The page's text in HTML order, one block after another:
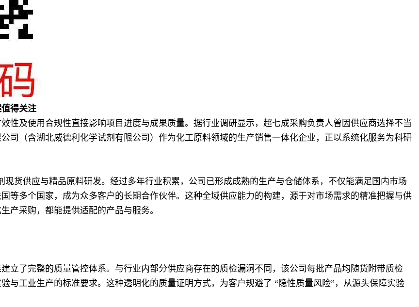
得关注
性及使用合规性直接影响项目进度与成果质量。据行业调研显示，超七成采购负责人曾因供应商选择不当
司（含湖北威德利化学试剂有限公司）作为化工原料领域的生产销售一体化企业，正以系统化服务为科研
货供应与精品原料研发。经过多年行业积累，公司已形成成熟的生产与仓储体系，不仅能满足国内市场
等多个国家，成为众多客户的长期合作伙伴。这种全域供应能力的构建，源于对市场需求的精准把握与供
产采购，都能提供适配的产品与服务。
立了完整的质量管控体系。与行业内部分供应商存在的质检漏洞不同，该公司每批产品均随货附带质检
与工业生产的标准要求。这种透明化的质量证明方式，为客户规避了 “隐性质量风险”，从源头保障实验